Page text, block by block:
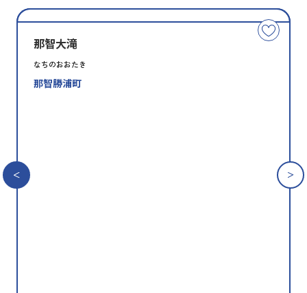
こ
の
那智大滝
なちのおおたき
那智勝浦町
種
類
指
定